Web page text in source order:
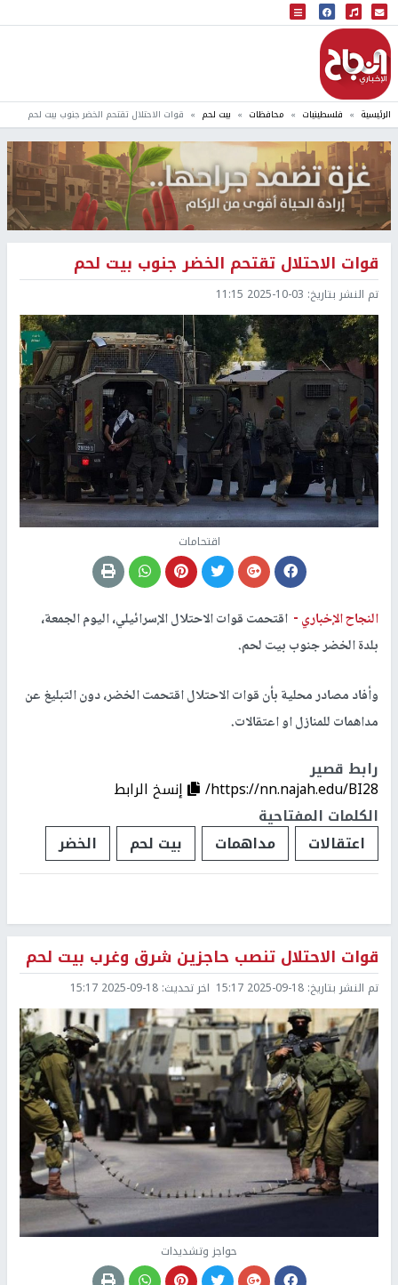
البث المباشر
إذاعة النجاح
الرئيسية فلسطينيات محافظات بيت لحم قوات الاحتلال تقتحم الخضر جنوب بيت لحم
قوات الاحتلال تقتحم الخضر جنوب بيت لحم
تم النشر بتاريخ: 2025-10-03 11:15
اقتحامات
النجاح الإخباري - اقتحمت قوات الاحتلال الإسرائيلي، اليوم الجمعة،
بلدة الخضر جنوب بيت لحم.
وأفاد مصادر محلية بأن قوات الاحتلال اقتحمت الخضر، دون التبليغ عن
مداهمات للمنازل او اعتقالات.
رابط قصير
https://nn.najah.edu/BI28/
إنسخ الرابط
الكلمات المفتاحية
اعتقالات
مداهمات بيت لحم الخضر
قوات الاحتلال تنصب حاجزين شرق وغرب بيت لحم
تم النشر بتاريخ: 2025-09-18 15:17 اخر تحديث: 2025-09-18 15:17
حواجز وتشديدات